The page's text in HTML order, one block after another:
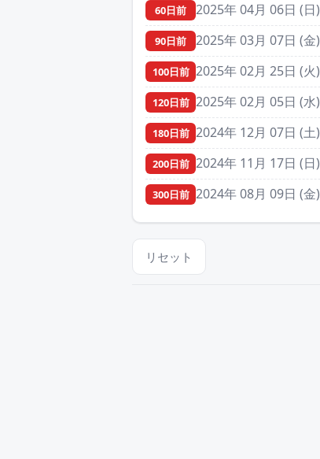
60日前 2025年 04月 06日 (日)
90日前 2025年 03月 07日 (金)
100日前 2025年 02月 25日 (火)
120日前 2025年 02月 05日 (水)
180日前 2024年 12月 07日 (土)
200日前 2024年 11月 17日 (日)
300日前 2024年 08月 09日 (金)
リセット